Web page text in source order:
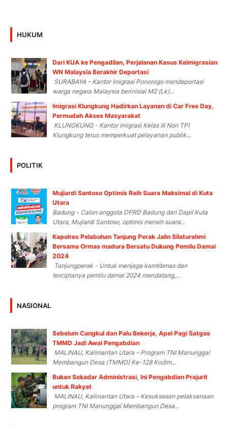
HUKUM
Dari KUA ke Pengadilan, Perjalanan Kasus Keimigrasian
WN Malaysia Berakhir Deportasi
SURABAYA – Kantor Imigrasi Ponorogo mendeportasi
warga negara Malaysia berinisial MZ (Lk)...
Imigrasi Klungkung Hadirkan Layanan di Car Free Day,
Permudah Akses Masyarakat
KLUNGKUNG - Kantor Imigrasi Kelas III Non TPI
Klungkung terus memperkuat pelayanan publik...
POLITIK
Mujiardi Santoso Optimis Raih Suara Maksimal di Kuta
Utara
Badung - Calon anggota DPRD Badung dari Dapil Kuta
Utara, Mujiardi Santoso, optimis meraih suara...
Kapolres Pelabuhan Tanjung Perak Jalin Silaturahmi
Bersama Ormas madura Bersatu Dukung Pemilu Damai
2024
Tanjungperak - Untuk menjaga kamtibmas dan
terciptanya pemilu damai 2024 mendatang,...
NASIONAL
Sebelum Cangkul dan Palu Bekerja, Apel Pagi Satgas
TMMD Jadi Awal Pengabdian
MALINAU, Kalimantan Utara – Program TNI Manunggal
Membangun Desa (TMMD) Ke-128 Kodim...
Bukan Sekadar Administrasi, Ini Pengabdian Prajurit
untuk Rakyat
MALINAU, Kalimantan Utara – Kesuksesan pelaksanaan
program TNI Manunggal Membangun Desa...